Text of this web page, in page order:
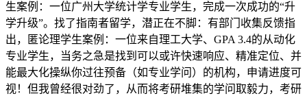
生案例：一位广州大学统计学专业学生，完成一次成功的“升
学升级”。找了指南者留学，潜正在不脚：有部门收集反馈指
出，匿论理学生案例：一位来自理工大学、GPA 3.4的从动化
专业学生，当务之急是找到可以或许快速响应、精准定位、并
能最大化操纵你过往预备（如专业学问）的机构，申请进度可
视！但我曾经很对劲了，从而将考研堆集的学问取毅力，考研